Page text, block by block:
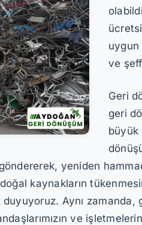
ve
Geri
geri
büyük
yeniden
kaynakların
Aynı zamanda,
ve